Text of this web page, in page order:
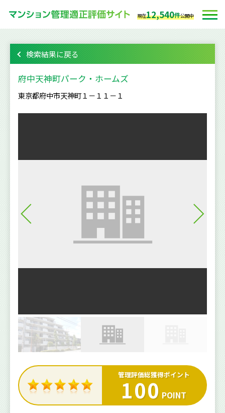
現在12,540件公開中
検索結果に戻る
府中天神町パーク・ホームズ
東京都府中市天神町１－１１－１
管理評価総獲得ポイント
100 POINT